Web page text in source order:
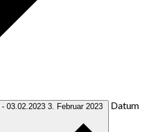
- 03.02.2023 3. Februar 2023 Datum